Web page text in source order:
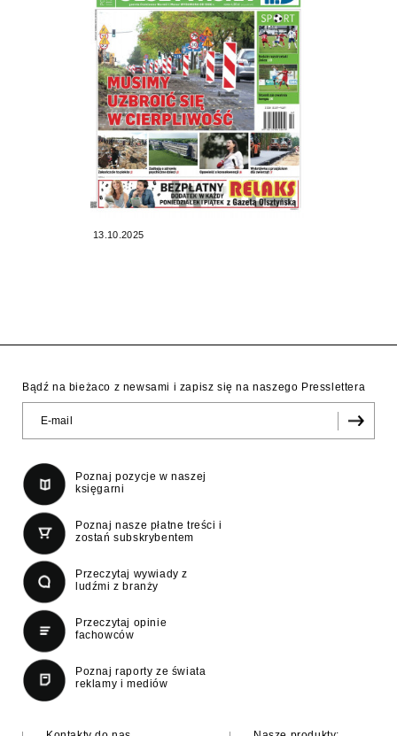
13.10.2025
Bądź na bieżaco z newsami i zapisz się na naszego Presslettera
Poznaj pozycje w naszej
księgarni
Poznaj nasze płatne treści i
zostań subskrybentem
Przeczytaj wywiady z
ludźmi z branży
Przeczytaj opinie
fachowców
Poznaj raporty ze świata
reklamy i mediów